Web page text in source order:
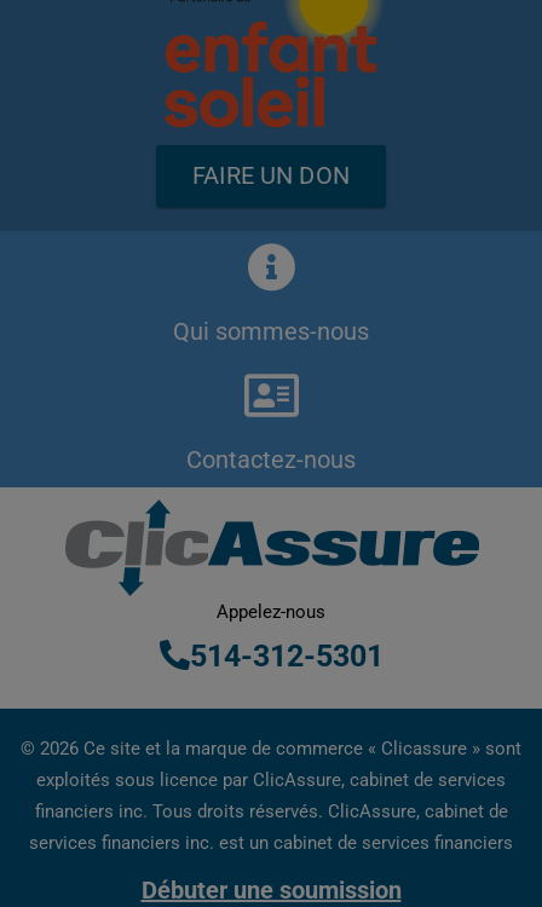
Débuter une soumission
FAIRE UN DON
Qui sommes-nous
Contactez-nous
Appelez-nous
514-312-5301
© 2026 Ce site et la marque de commerce « Clicassure » sont
exploités sous licence par ClicAssure, cabinet de services
financiers inc. Tous droits réservés. ClicAssure, cabinet de
services financiers inc. est un cabinet de services financiers